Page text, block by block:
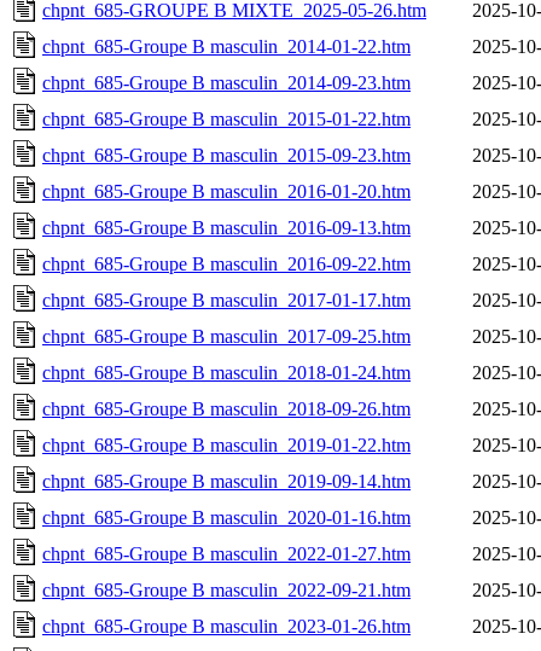
chpnt_685-GROUPE B MIXTE_2025-05-26.htm
2025-
chpnt_685-Groupe B masculin_2014-01-22.htm
2025-
chpnt_685-Groupe B masculin_2014-09-23.htm
2025-
chpnt_685-Groupe B masculin_2015-01-22.htm
2025-
chpnt_685-Groupe B masculin_2015-09-23.htm
2025-
chpnt_685-Groupe B masculin_2016-01-20.htm
2025-
chpnt_685-Groupe B masculin_2016-09-13.htm
2025-
chpnt_685-Groupe B masculin_2016-09-22.htm
2025-
chpnt_685-Groupe B masculin_2017-01-17.htm
2025-
chpnt_685-Groupe B masculin_2017-09-25.htm
2025-
chpnt_685-Groupe B masculin_2018-01-24.htm
2025-
chpnt_685-Groupe B masculin_2018-09-26.htm
2025-
chpnt_685-Groupe B masculin_2019-01-22.htm
2025-
chpnt_685-Groupe B masculin_2019-09-14.htm
2025-
chpnt_685-Groupe B masculin_2020-01-16.htm
2025-
chpnt_685-Groupe B masculin_2022-01-27.htm
2025-
chpnt_685-Groupe B masculin_2022-09-21.htm
2025-
chpnt_685-Groupe B masculin_2023-01-26.htm
2025-